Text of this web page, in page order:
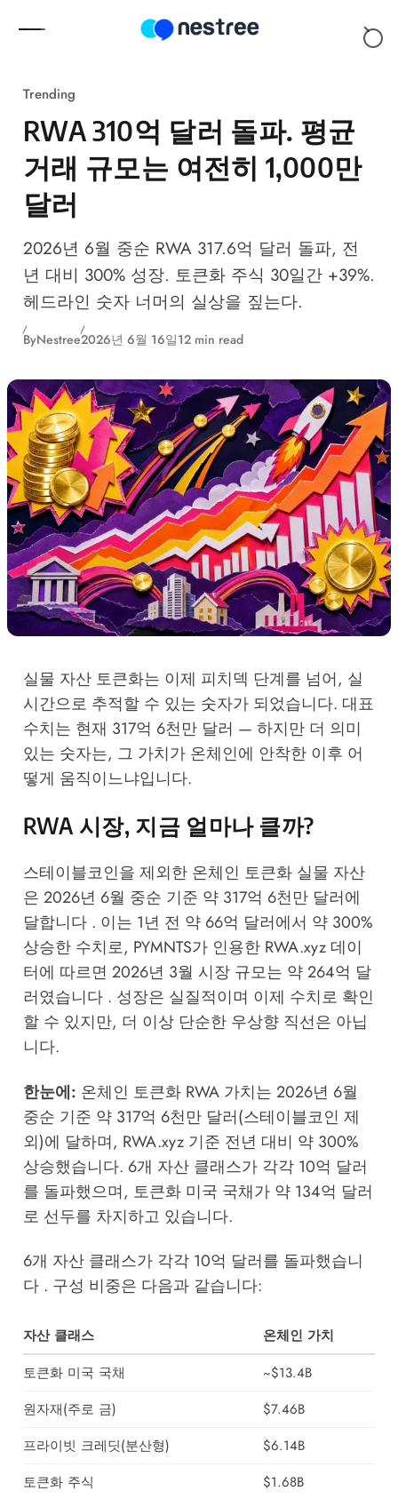
Trending
RWA 310억 달러 돌파. 평균
거래 규모는 여전히 1,000만
달러
2026년 6월 중순 RWA 317.6억 달러 돌파, 전
년 대비 300% 성장. 토큰화 주식 30일간 +39%.
헤드라인 숫자 너머의 실상을 짚는다.
ByNestree2026년 6월 16일12 min read
실물 자산 토큰화는 이제 피치덱 단계를 넘어, 실
시간으로 추적할 수 있는 숫자가 되었습니다. 대표
수치는 현재 317억 6천만 달러 — 하지만 더 의미
있는 숫자는, 그 가치가 온체인에 안착한 이후 어
떻게 움직이느냐입니다.
RWA 시장, 지금 얼마나 클까?
스테이블코인을 제외한 온체인 토큰화 실물 자산
은 2026년 6월 중순 기준 약 317억 6천만 달러에
달합니다 . 이는 1년 전 약 66억 달러에서 약 300%
상승한 수치로, PYMNTS가 인용한 RWA.xyz 데이
터에 따르면 2026년 3월 시장 규모는 약 264억 달
러였습니다 . 성장은 실질적이며 이제 수치로 확인
할 수 있지만, 더 이상 단순한 우상향 직선은 아닙
니다.
한눈에: 온체인 토큰화 RWA 가치는 2026년 6월
중순 기준 약 317억 6천만 달러(스테이블코인 제
외)에 달하며, RWA.xyz 기준 전년 대비 약 300%
상승했습니다. 6개 자산 클래스가 각각 10억 달러
를 돌파했으며, 토큰화 미국 국채가 약 134억 달러
로 선두를 차지하고 있습니다.
6개 자산 클래스가 각각 10억 달러를 돌파했습니
다 . 구성 비중은 다음과 같습니다:
자산 클래스
온체인 가치
토큰화 미국 국채
~$13.4B
원자재(주로 금)
$7.46B
프라이빗 크레딧(분산형)
$6.14B
토큰화 주식
$1.68B